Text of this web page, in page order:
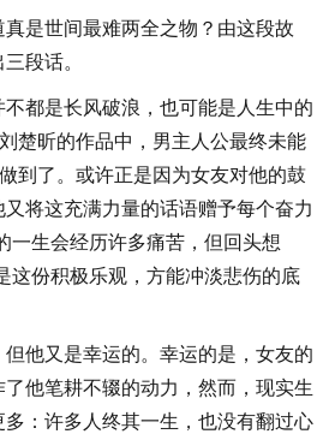
是世间最难两全之物？由这段故
段话。
是长风破浪，也可能是人生中的
楚昕的作品中，男主人公最终未能
到了。或许正是因为女友对他的鼓
将这充满力量的话语赠予每个奋力
一生会经历许多痛苦，但回头想
这份积极乐观，方能冲淡悲伤的底
又是幸运的。幸运的是，女友的
他笔耕不辍的动力，然而，现实生
：许多人终其一生，也没有翻过心